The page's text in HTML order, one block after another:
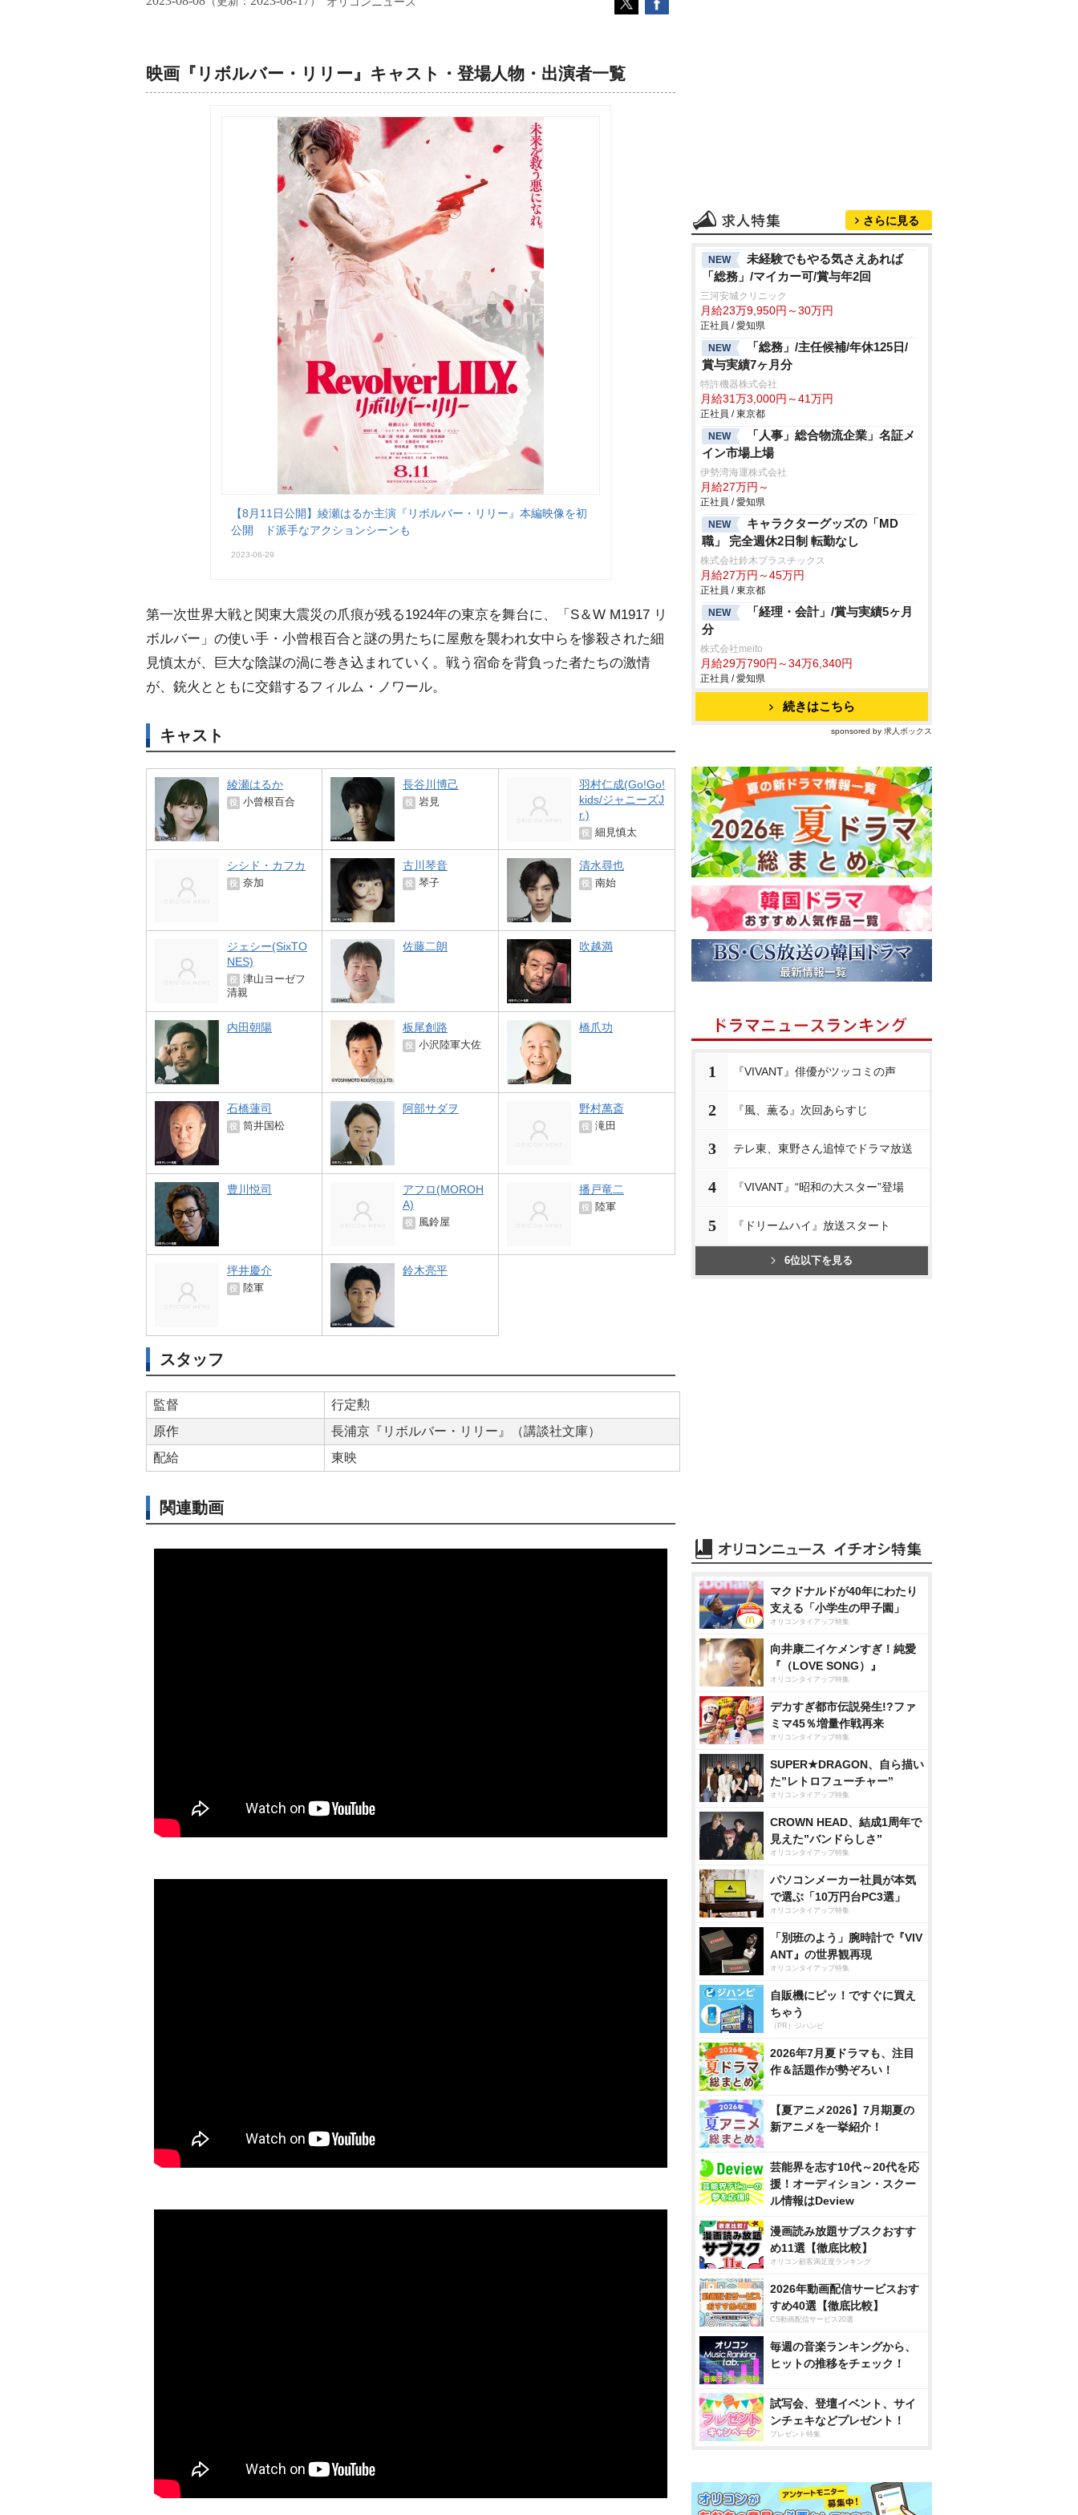
映画『リボルバー・リリー』キャスト・登場人物・出演者一覧
【8月11日公開】綾瀬はるか主演『リボルバー・リリー』本編映像を初
公開 ド派手なアクションシーンも
2023-06-29
第一次世界大戦と関東大震災の爪痕が残る1924年の東京を舞台に、「S＆W M1917 リ
ボルバー」の使い手・小曾根百合と謎の男たちに屋敷を襲われ女中らを惨殺された細
見慎太が、巨大な陰謀の渦に巻き込まれていく。戦う宿命を背負った者たちの激情
が、銃火とともに交錯するフィルム・ノワール。
キャスト
綾瀬はるか
役 小曾根百合
長谷川博己
役 見
羽村仁成(Go!Go!
kids/ジャニーズJ
r.)
役 細見慎太
シシド・カフカ
役 奈加
古川琴音
役 琴子
清水尋也
役 南始
ジェシー(SixTO
NES)
役
津山ヨーゼフ
清親
佐藤二朗 吹越満
内田朝陽 板尾創路
役 小沢陸軍大佐
橋爪功
石橋蓮司
役 筒井国松
阿部サダヲ 野村萬斎
役 滝田
豊川悦司
アフロ(MOROH
A)
役 風鈴屋
播戸竜二
役 陸軍
坪井慶介
役 陸軍
鈴木亮平
スタッフ
監督
行定勲
原作
長浦京『リボルバー・リリー』（講談社文庫）
配給
東映
関連動画
さらに見る
NEW
未経験でもやる気さえあれば
「総務」/マイカー可/賞与年2回
三河安城クリニック
月給23万9,950円～30万円
正社員 / 愛知県
NEW
「総務」/主任候補/年休125日/
賞与実績7ヶ月分
特許機器株式会社
月給31万3,000円～41万円
正社員 / 東京都
NEW
「人事」総合物流企業」名証メ
イン市場上場
伊勢湾海運株式会社
月給27万円～
正社員 / 愛知県
NEW
キャラクターグッズの「MD
職」 完全週休2日制 転勤なし
株式会社鈴木プラスチックス
月給27万円～45万円
正社員 / 東京都
NEW
「経理・会計」/賞与実績5ヶ月
分
株式会社meito
月給29万790円～34万6,340円
正社員 / 愛知県
続きはこちら
sponsored by 求人ボックス
1 『VIVANT』俳優がツッコミの声
2 『風、薫る』次回あらすじ
3 テレ東、東野さん追悼でドラマ放送
4 『VIVANT』“昭和の大スター”登場
5 『ドリームハイ』放送スタート
6位以下を見る
マクドナルドが40年にわたり
支える「小学生の甲子園」
オリコンタイアップ特集
向井康二イケメンすぎ！純愛
『（LOVE SONG）』
オリコンタイアップ特集
デカすぎ都市伝説発生!?ファ
ミマ45％増量作戦再来
オリコンタイアップ特集
SUPER★DRAGON、自ら描い
た”レトロフューチャー”
オリコンタイアップ特集
CROWN HEAD、結成1周年で
見えた”バンドらしさ”
オリコンタイアップ特集
パソコンメーカー社員が本気
で選ぶ「10万円台PC3選」
オリコンタイアップ特集
「別班のよう」腕時計で『VIV
ANT』の世界観再現
オリコンタイアップ特集
自販機にピッ！ですぐに買え
ちゃう
（PR）ジハンピ
2026年7月夏ドラマも、注目
作＆話題作が勢ぞろい！
【夏アニメ2026】7月期夏の
新アニメを一挙紹介！
芸能界を志す10代～20代を応
援！オーディション・スクー
ル情報はDeview
漫画読み放題サブスクおすす
め11選【徹底比較】
オリコン顧客満足度ランキング
2026年動画配信サービスおす
すめ40選【徹底比較】
CS動画配信サービス20選
毎週の音楽ランキングから、
ヒットの推移をチェック！
試写会、登壇イベント、サイ
ンチェキなどプレゼント！
プレゼント特集